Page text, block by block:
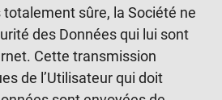
totalement sûre, la Société ne
des Données qui lui sont
Cette transmission
de l’Utilisateur qui doit